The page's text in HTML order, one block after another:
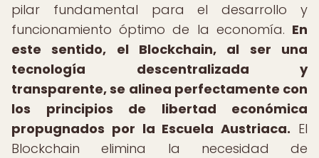
pilar fundamental para el desarrollo y
funcionamiento óptimo de la economía. En
este sentido, el Blockchain, al ser una
tecnología descentralizada y
transparente, se alinea perfectamente con
los principios de libertad económica
propugnados por la Escuela Austriaca. El
Blockchain elimina la necesidad de